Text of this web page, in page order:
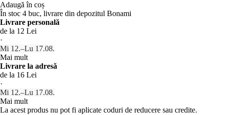
Adaugă în coș
În stoc 4 buc, livrare din depozitul Bonami
Livrare personală
de la 12 Lei
·
Mi 12.–Lu 17.08.
Mai mult
Livrare la adresă
de la 16 Lei
·
Mi 12.–Lu 17.08.
Mai mult
La acest produs nu pot fi aplicate coduri de reducere sau credite.